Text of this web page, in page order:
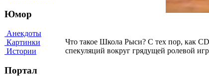
Юмор
Анекдоты
Картинки
Истории
Портал
Что такое Школа Рыси? С тех пор, как
спекуляций вокруг грядущей ролевой